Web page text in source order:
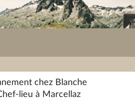
chez Blanche
lieu à Marcellaz